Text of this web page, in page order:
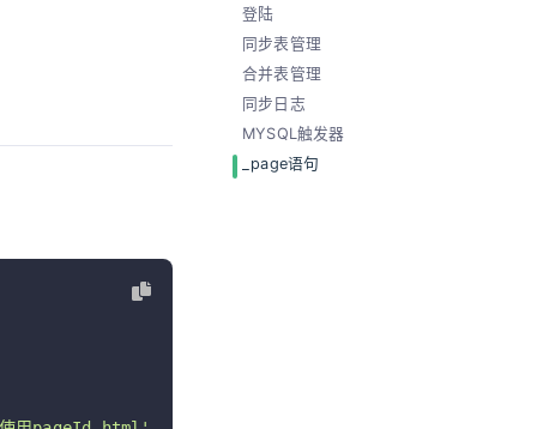
登陆
同步表管理
合并表管理
同步日志
MYSQL触发器
_page语句